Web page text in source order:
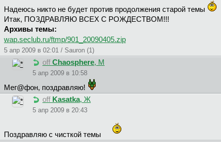
Надеюсь никто не будет против продолжения старой темы
Итак, ПОЗДРАВЛЯЮ ВСЕХ С РОЖДЕСТВОМ!!!
Архивы темы:
wap.seclub.ru/ftmp/901_20090405.zip
5 апр 2009 в 02:01 / Sauron (1)
off Chaosphere, М
5 апр 2009 в 10:58
Мег@фон, поздравляю!
off Kasatka, Ж
5 апр 2009 в 20:43
Поздравляю с чисткой темы